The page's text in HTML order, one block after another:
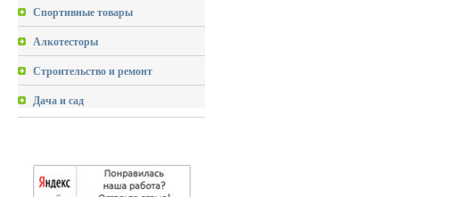
Спортивные товары
Алкотесторы
Строительство и ремонт
Дача и сад